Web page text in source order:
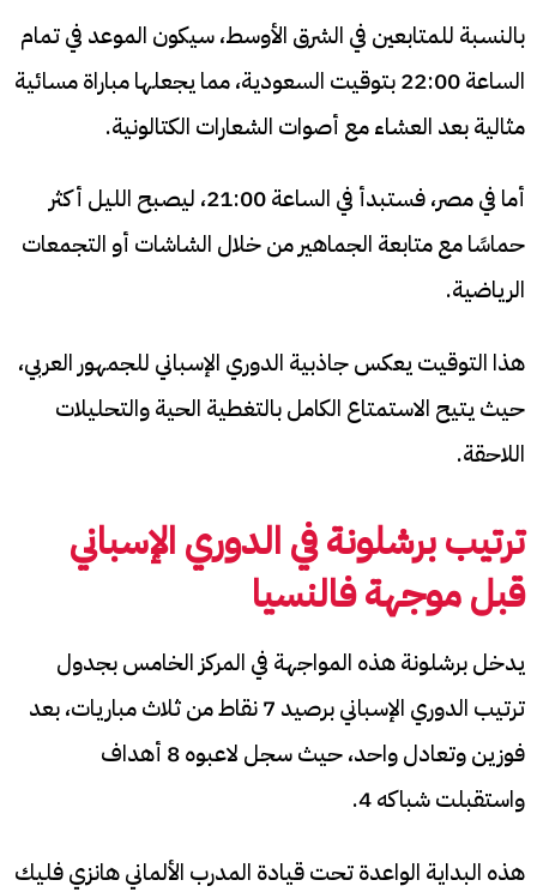
بالنسبة للمتابعين في الشرق الأوسط، سيكون الموعد في تمام
الساعة 22:00 بتوقيت السعودية، مما يجعلها مباراة مسائية
مثالية بعد العشاء مع أصوات الشعارات الكتالونية.
أما في مصر، فستبدأ في الساعة 21:00، ليصبح الليل أكثر
حماسًا مع متابعة الجماهير من خلال الشاشات أو التجمعات
الرياضية.
هذا التوقيت يعكس جاذبية الدوري الإسباني للجمهور العربي،
حيث يتيح الاستمتاع الكامل بالتغطية الحية والتحليلات
اللاحقة.
ترتيب برشلونة في الدوري الإسباني
قبل موجهة فالنسيا
يدخل برشلونة هذه المواجهة في المركز الخامس بجدول
ترتيب الدوري الإسباني برصيد 7 نقاط من ثلاث مباريات، بعد
فوزين وتعادل واحد، حيث سجل لاعبوه 8 أهداف
واستقبلت شباكه 4.
هذه البداية الواعدة تحت قيادة المدرب الألماني هانزي فليك